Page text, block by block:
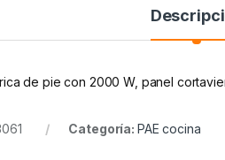
de pie con 2000 W, panel
Categoría: PAE cocina